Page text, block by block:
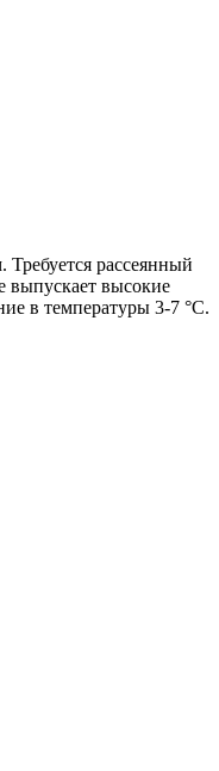
рассеянный
выпускает высокие
в температуры 3-7 °С.